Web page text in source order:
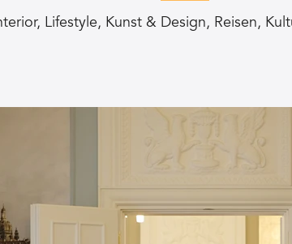
, Lifestyle, Kunst & Design, Reisen,